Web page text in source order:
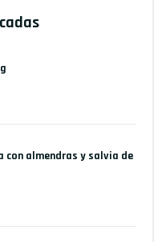
con almendras y salvia de